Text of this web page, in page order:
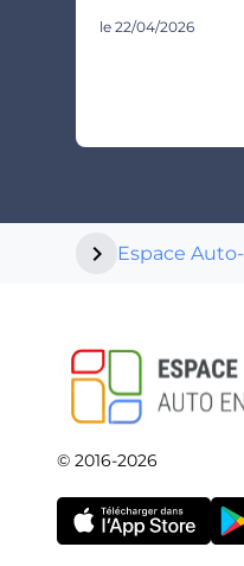
le 22/04/2026
chevron_right Espace
© 2016-2026